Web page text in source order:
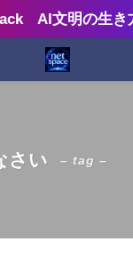
AI文明の生
さい – tag –